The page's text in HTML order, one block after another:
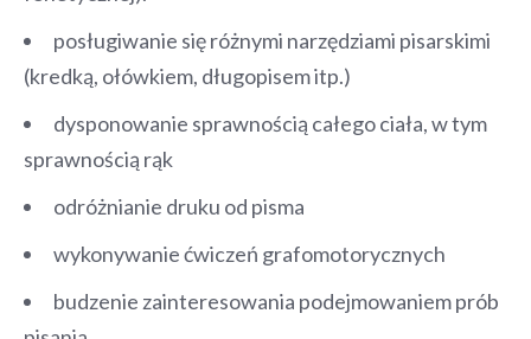
posługiwanie się różnymi narzędziami pisarskimi
(kredką, ołówkiem, długopisem itp.)
dysponowanie sprawnością całego ciała, w tym
sprawnością rąk
odróżnianie druku od pisma
wykonywanie ćwiczeń grafomotorycznych
budzenie zainteresowania podejmowaniem prób